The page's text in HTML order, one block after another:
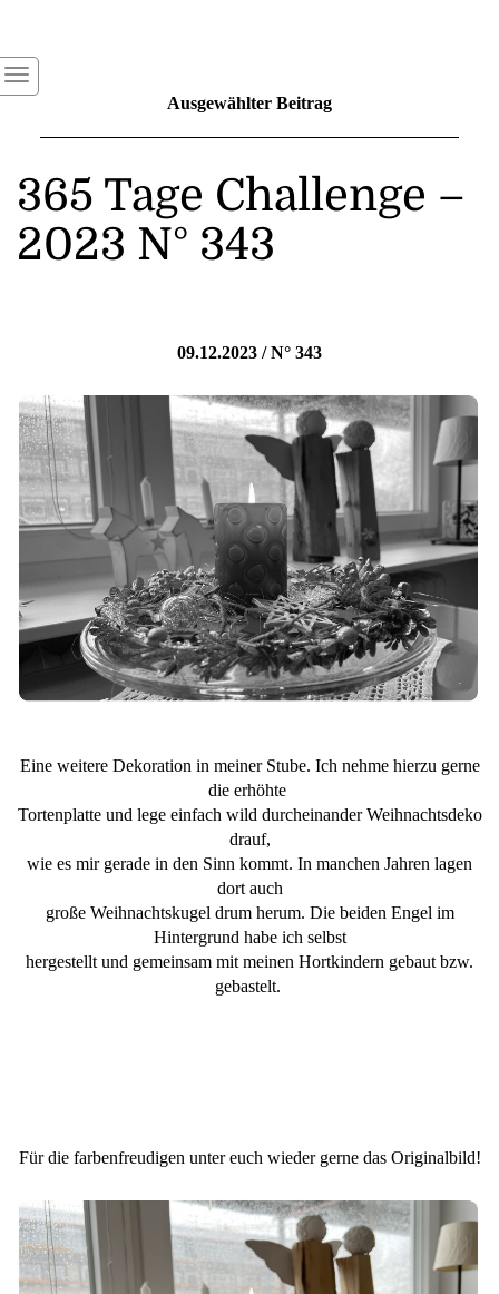
Ausgewählter Beitrag
365 Tage Challenge –
2023 N° 343
09.12.2023 / N° 343
Eine weitere Dekoration in meiner Stube. Ich nehme hierzu gerne
die erhöhte
Tortenplatte und lege einfach wild durcheinander Weihnachtsdeko
drauf,
wie es mir gerade in den Sinn kommt. In manchen Jahren lagen
dort auch
große Weihnachtskugel drum herum. Die beiden Engel im
Hintergrund habe ich selbst
hergestellt und gemeinsam mit meinen Hortkindern gebaut bzw.
gebastelt.
Für die farbenfreudigen unter euch wieder gerne das Originalbild!